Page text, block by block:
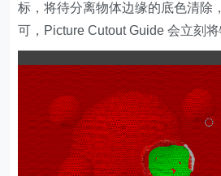
标，将待分离物体边缘的底色清除
可，Picture Cutout Guide 会立刻将